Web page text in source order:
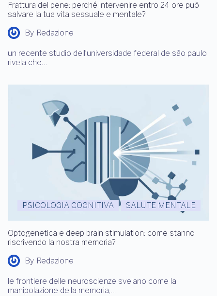
Frattura del pene: perché intervenire entro 24 ore può
salvare la tua vita sessuale e mentale?
By Redazione
un recente studio dell’universidade federal de são paulo
rivela che…
PSICOLOGIA COGNITIVA SALUTE MENTALE
Optogenetica e deep brain stimulation: come stanno
riscrivendo la nostra memoria?
By Redazione
le frontiere delle neuroscienze svelano come la
manipolazione della memoria,…